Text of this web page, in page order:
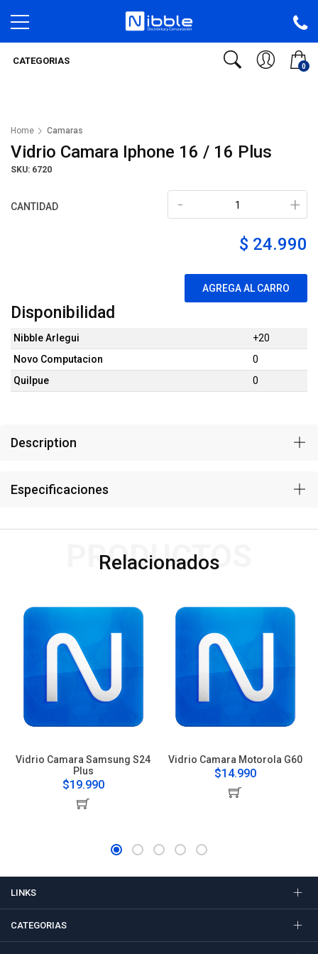
0
CATEGORIAS
Home Camaras
Vidrio Camara Iphone 16 / 16 Plus
SKU: 6720
CANTIDAD +
-
$ 24.990
AGREGA AL CARRO
Disponibilidad
Nibble Arlegui
+20
Novo Computacion
0
Quilpue
0
Description
Especificaciones
Relacionados
PRODUCTOS
Vidrio Camara Samsung S24
Plus
$19.990
Vidrio Camara Motorola G60
$14.990
LINKS
CATEGORIAS